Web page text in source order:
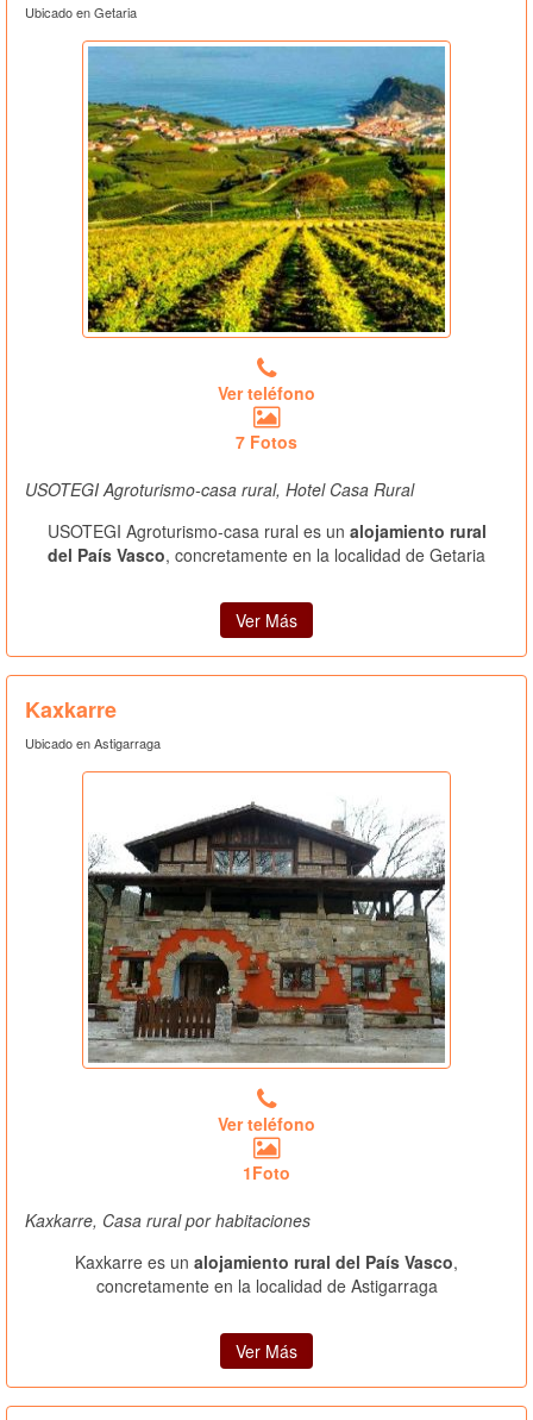
Ubicado en Getaria
Ver teléfono
7 Fotos
USOTEGI Agroturismo-casa rural, Hotel Casa Rural
USOTEGI Agroturismo-casa rural es un alojamiento rural
del País Vasco, concretamente en la localidad de Getaria
Ver Más
Kaxkarre
Ubicado en Astigarraga
Ver teléfono
1Foto
Kaxkarre, Casa rural por habitaciones
Kaxkarre es un alojamiento rural del País Vasco,
concretamente en la localidad de Astigarraga
Ver Más